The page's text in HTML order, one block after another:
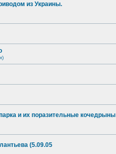
из Украины.
и их поразительные кочедрыны
(5.09.05